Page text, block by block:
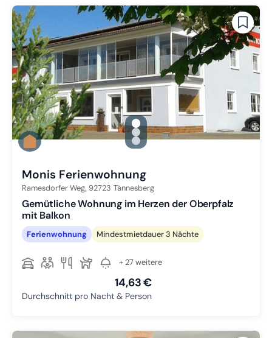
gallery.slide_selector
Zu Slide 1 wechseln
Zu Slide 2 wechseln
Zu Slide 3 wechseln
Monis Ferienwohnung
Ramesdorfer Weg, 92723 Tännesberg
Gemütliche Wohnung im Herzen der Oberpfalz
mit Balkon
Ferienwohnung Mindestmietdauer 3 Nächte
+ 27 weitere
14,63 €
Durchschnitt pro Nacht & Person